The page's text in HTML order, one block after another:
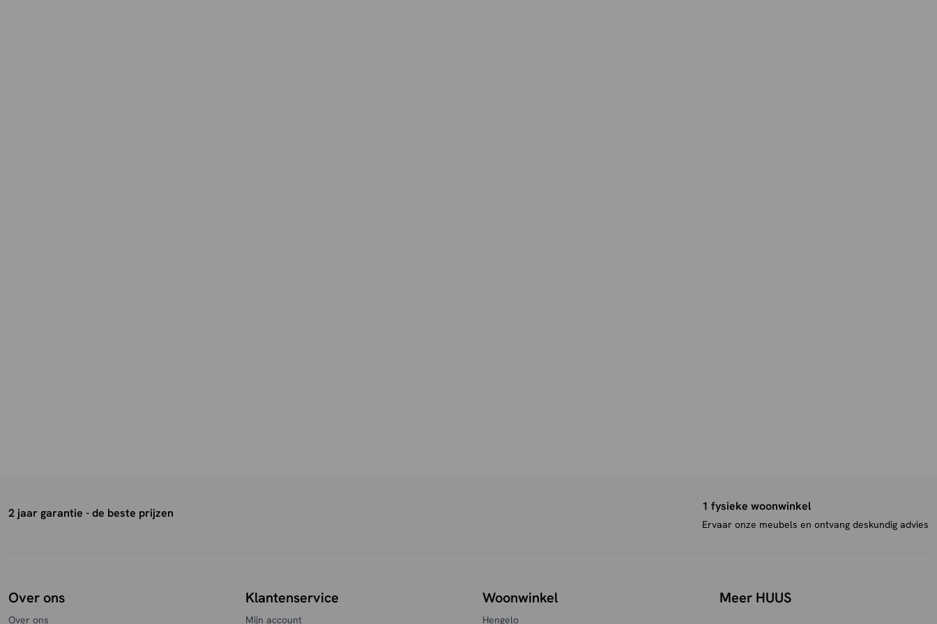
2 jaar garantie - de beste prijzen 1 fysieke woonwinkel
Ervaar onze meubels en ontvang deskundig advies
Over ons
Over ons
Klantenservice
Mijn account
Woonwinkel
Hengelo
Meer HUUS